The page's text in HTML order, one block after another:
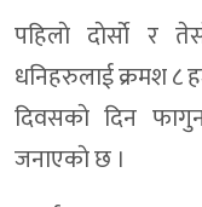
पहिलाे दाेर्साे र
धनिहरुलाई क्रमश ८
दिवसकाे दिन
जनाएकाे छ ।